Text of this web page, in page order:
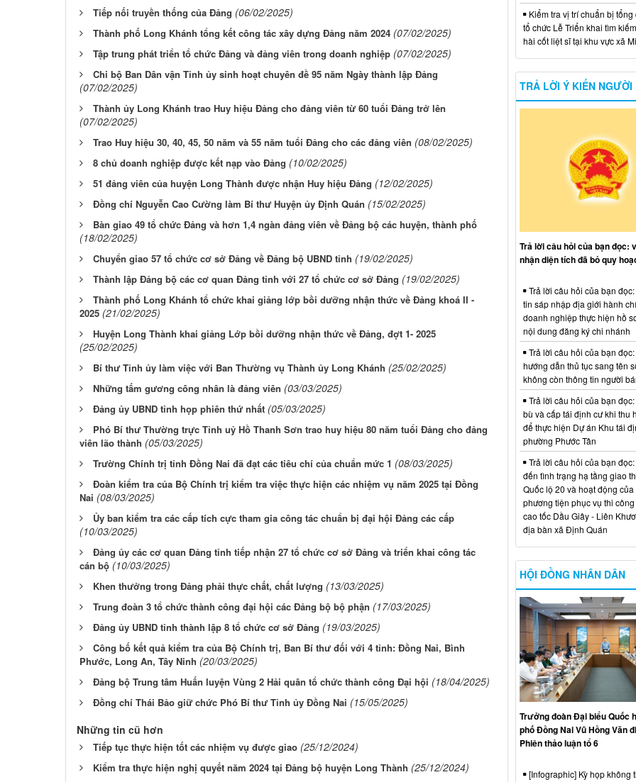
Tiếp nối truyền thống của Đảng (06/02/2025)
Thành phố Long Khánh tổng kết công tác xây dựng Đảng năm 2024 (07/02/2025)
Tập trung phát triển tổ chức Đảng và đảng viên trong doanh nghiệp (07/02/2025)
Chi bộ Ban Dân vận Tỉnh ủy sinh hoạt chuyên đề 95 năm Ngày thành lập Đảng
(07/02/2025)
Thành ủy Long Khánh trao Huy hiệu Đảng cho đảng viên từ 60 tuổi Đảng trở lên
(07/02/2025)
Trao Huy hiệu 30, 40, 45, 50 năm và 55 năm tuổi Đảng cho các đảng viên (08/02/2025)
8 chủ doanh nghiệp được kết nạp vào Đảng (10/02/2025)
51 đảng viên của huyện Long Thành được nhận Huy hiệu Đảng (12/02/2025)
Đồng chí Nguyễn Cao Cường làm Bí thư Huyện ủy Định Quán (15/02/2025)
Bàn giao 49 tổ chức Đảng và hơn 1,4 ngàn đảng viên về Đảng bộ các huyện, thành phố
(18/02/2025)
Chuyển giao 57 tổ chức cơ sở Đảng về Đảng bộ UBND tỉnh (19/02/2025)
Thành lập Đảng bộ các cơ quan Đảng tỉnh với 27 tổ chức cơ sở Đảng (19/02/2025)
Thành phố Long Khánh tổ chức khai giảng lớp bồi dưỡng nhận thức về Đảng khoá II -
2025 (21/02/2025)
Huyện Long Thành khai giảng Lớp bồi dưỡng nhận thức về Đảng, đợt 1- 2025
(25/02/2025)
Bí thư Tỉnh ủy làm việc với Ban Thường vụ Thành ủy Long Khánh (25/02/2025)
Những tấm gương công nhân là đảng viên (03/03/2025)
Đảng ủy UBND tỉnh họp phiên thứ nhất (05/03/2025)
Phó Bí thư Thường trực Tỉnh uỷ Hồ Thanh Sơn trao huy hiệu 80 năm tuổi Đảng cho đảng
viên lão thành (05/03/2025)
Trường Chính trị tỉnh Đồng Nai đã đạt các tiêu chí của chuẩn mức 1 (08/03/2025)
Đoàn kiểm tra của Bộ Chính trị kiểm tra việc thực hiện các nhiệm vụ năm 2025 tại Đồng
Nai (08/03/2025)
Ủy ban kiểm tra các cấp tích cực tham gia công tác chuẩn bị đại hội Đảng các cấp
(10/03/2025)
Đảng ủy các cơ quan Đảng tỉnh tiếp nhận 27 tổ chức cơ sở Đảng và triển khai công tác
cán bộ (10/03/2025)
Khen thưởng trong Đảng phải thực chất, chất lượng (13/03/2025)
Trung đoàn 3 tổ chức thành công đại hội các Đảng bộ bộ phận (17/03/2025)
Đảng ủy UBND tỉnh thành lập 8 tổ chức cơ sở Đảng (19/03/2025)
Công bố kết quả kiểm tra của Bộ Chính trị, Ban Bí thư đối với 4 tỉnh: Đồng Nai, Bình
Phước, Long An, Tây Ninh (20/03/2025)
Đảng bộ Trung tâm Huấn luyện Vùng 2 Hải quân tổ chức thành công Đại hội (18/04/2025)
Đồng chí Thái Bảo giữ chức Phó Bí thư Tỉnh ủy Đồng Nai (15/05/2025)
Những tin cũ hơn
Tiếp tục thực hiện tốt các nhiệm vụ được giao (25/12/2024)
Kiểm tra thực hiện nghị quyết năm 2024 tại Đảng bộ huyện Long Thành (25/12/2024)
Kiểm tra vị trí chuẩn bị tổng
tổ chức Lễ Triển khai tìm
hài cốt liệt sĩ tại khu vực xã
TRẢ LỜI Ý KIẾN NGƯỜI
Trả lời câu hỏi của bạn đọc:
nhận diện tích đã bỏ quy
Trả lời câu hỏi của bạn
tin sáp nhập địa giới hành
doanh nghiệp thực hiện hồ
nội dung đăng ký chi nhánh
Trả lời câu hỏi của bạn
hướng dẫn thủ tục sang tên
không còn thông tin người
Trả lời câu hỏi của bạn
bù và cấp tái định cư khi thu
để thực hiện Dự án Khu tái
phường Phước Tân
Trả lời câu hỏi của bạn
đến tình trạng hạ tầng giao
Quốc lộ 20 và hoạt động của
phương tiện phục vụ thi
cao tốc Dầu Giây - Liên
địa bàn xã Định Quán
HỘI ĐỒNG NHÂN DÂN
Trưởng đoàn Đại biểu Quốc
phố Đồng Nai Vũ Hồng Văn
Phiên thảo luận tổ 6
[Infographic] Kỳ họp không